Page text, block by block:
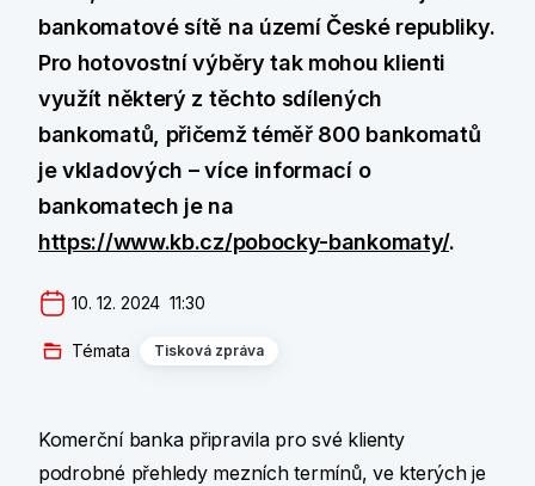
bankomatové sítě na území České republiky.
Pro hotovostní výběry tak mohou klienti
využít některý z těchto sdílených
bankomatů, přičemž téměř 800 bankomatů
je vkladových – více informací o
bankomatech je na
https://www.kb.cz/pobocky-bankomaty/.
10. 12. 2024  11:30
Témata Tisková zpráva
Komerční banka připravila pro své klienty
podrobné přehledy mezních termínů, ve kterých je